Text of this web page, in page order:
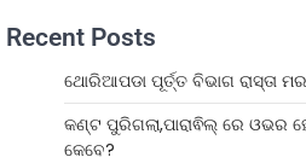
Recent Posts
ଥୋରିଆପଡା ପୂର୍ତ୍ତ ବିଭାଗ ରାସ୍ତା
କଣ୍ଟ ପୁରିଗଲା,ପାରାଵିଲ୍ ରେ ଓଭର
କେବେ?